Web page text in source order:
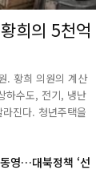
희의 5천억
. 황희 의원의 계산
하수도, 전기, 냉난
진다. 청년주택을
영…대북정책 ‘선